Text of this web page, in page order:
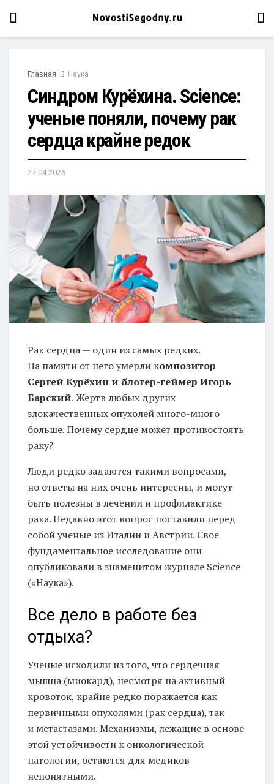
Главная Наука
Синдром Курёхина. Science:
ученые поняли, почему рак
сердца крайне редок
27.04.2026
Рак сердца — один из самых редких.
На памяти от него умерли композитор
Сергей Курёхин и блогер-геймер Игорь
Барский. Жертв любых других
злокачественных опухолей много-много
больше. Почему сердце может противостоять
раку?
Люди редко задаются такими вопросами,
но ответы на них очень интересны, и могут
быть полезны в лечении и профилактике
рака. Недавно этот вопрос поставили перед
собой ученые из Италии и Австрии. Свое
фундаментальное исследование они
опубликовали в знаменитом журнале Science
(«Наука»).
Все дело в работе без
отдыха?
Ученые исходили из того, что сердечная
мышца (миокард), несмотря на активный
кровоток, крайне редко поражается как
первичными опухолями (рак сердца), так
и метастазами. Механизмы, лежащие в основе
этой устойчивости к онкологической
патологии, остаются для медиков
непонятными.